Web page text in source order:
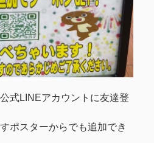
式LINEアカウントに友達登
ポスターからでも追加でき